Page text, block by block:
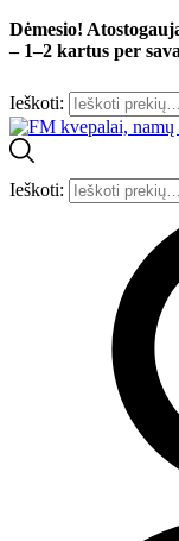
Dėmesio!
– 1–2 kartus per
Ieškoti:
Ieškoti: